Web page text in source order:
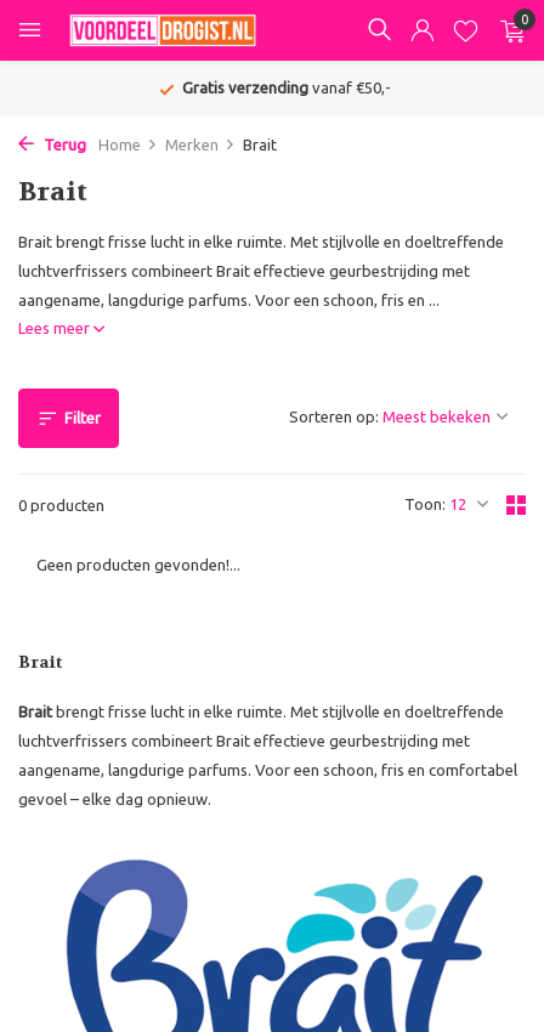
0
Gratis verzendingvanaf €50,-
Terug Home Merken Brait
Brait
Brait brengt frisse lucht in elke ruimte. Met stijlvolle en doeltreffende
luchtverfrissers combineert Brait effectieve geurbestrijding met
aangename, langdurige parfums. Voor een schoon, fris en ...
Lees meer
Filter
0 producten Toon:
Sorteren op:
Geen producten gevonden!...
Brait
Braitbrengt frisse lucht in elke ruimte. Met stijlvolle en doeltreffende
luchtverfrissers combineert Brait effectieve geurbestrijding met
aangename, langdurige parfums. Voor een schoon, fris en comfortabel
gevoel – elke dag opnieuw.